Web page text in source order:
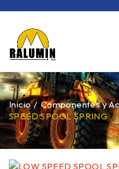
Inicio / Componentes y
SPEED SPOOL SPRING